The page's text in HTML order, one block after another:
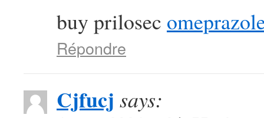
buy prilosec
Répondre
Cjfucj says: